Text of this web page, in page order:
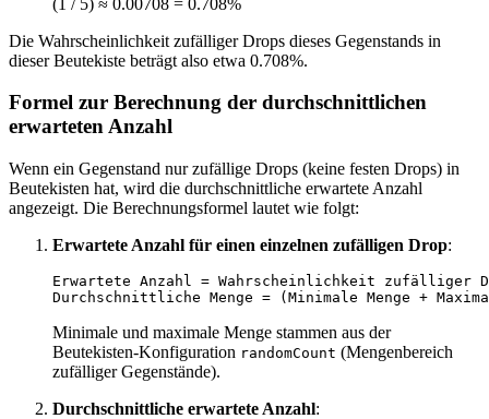
Die Wahrscheinlichkeit zufälliger Drops dieses Gegenstands in
dieser Beutekiste beträgt also etwa 0.708%.
Formel zur Berechnung der durchschnittlichen
erwarteten Anzahl
Wenn ein Gegenstand nur zufällige Drops (keine festen Drops) in
Beutekisten hat, wird die durchschnittliche erwartete Anzahl
angezeigt. Die Berechnungsformel lautet wie folgt:
Erwartete Anzahl für einen einzelnen zufälligen Drop:
Erwartete Anzahl = Wahrscheinlichkeit zufälliger
Minimale und maximale Menge stammen aus der
Beutekisten-Konfiguration randomCount (Mengenbereich
zufälliger Gegenstände).
Durchschnittliche erwartete Anzahl: